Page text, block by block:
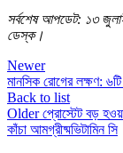
সর্বশেষ আপডেট: ১৩
ডেস্ক।
Newer
মানসিক রোগের লক্ষণ:
Back to list
Older প্রোস্টেট বড়
কাঁচা আমগ্রীষ্মভিটামিন সি